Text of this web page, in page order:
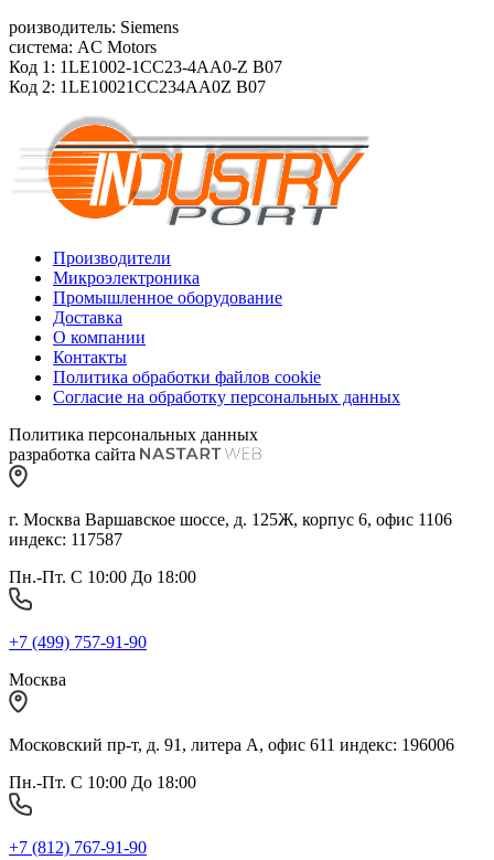
роизводитель: Siemens
система: AC Motors
Код 1: 1LE1002-1CC23-4AA0-Z B07
Код 2: 1LE10021CC234AA0Z B07
Производители
Микроэлектроника
Промышленное оборудование
Доставка
О компании
Контакты
Политика обработки файлов cookie
Согласие на обработку персональных данных
Политика персональных данных
разработка сайта
г. Москва Варшавское шоссе, д. 125Ж, корпус 6, офис 1106
индекс: 117587
Пн.-Пт. С 10:00 До 18:00
+7 (499) 757-91-90
Москва
Московский пр-т, д. 91, литера А, офис 611 индекс: 196006
Пн.-Пт. С 10:00 До 18:00
+7 (812) 767-91-90